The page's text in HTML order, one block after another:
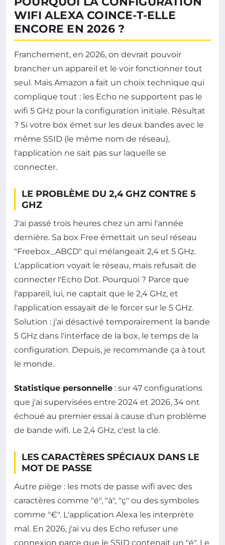
WIFI ALEXA COINCE-T-ELLE
ENCORE EN 2026 ?
Franchement, en 2026, on devrait pouvoir
brancher un appareil et le voir fonctionner tout
seul. Mais Amazon a fait un choix technique qui
complique tout : les Echo ne supportent pas le
wifi 5 GHz pour la configuration initiale. Résultat
? Si votre box émet sur les deux bandes avec le
même SSID (le même nom de réseau),
l'application ne sait pas sur laquelle se
connecter.
LE PROBLÈME DU 2,4 GHZ CONTRE 5
GHZ
J'ai passé trois heures chez un ami l'année
dernière. Sa box Free émettait un seul réseau
"Freebox_ABCD" qui mélangeait 2,4 et 5 GHz.
L'application voyait le réseau, mais refusait de
connecter l'Echo Dot. Pourquoi ? Parce que
l'appareil, lui, ne captait que le 2,4 GHz, et
l'application essayait de le forcer sur le 5 GHz.
Solution : j'ai désactivé temporairement la bande
5 GHz dans l'interface de la box, le temps de la
configuration. Depuis, je recommande ça à tout
le monde.
Statistique personnelle : sur 47 configurations
que j'ai supervisées entre 2024 et 2026, 34 ont
échoué au premier essai à cause d'un problème
de bande wifi. Le 2,4 GHz, c'est la clé.
LES CARACTÈRES SPÉCIAUX DANS LE
MOT DE PASSE
Autre piège : les mots de passe wifi avec des
caractères comme "é", "à", "ç" ou des symboles
comme "€". L'application Alexa les interprète
mal. En 2026, j'ai vu des Echo refuser une
connexion parce que le SSID contenait un "é". Le